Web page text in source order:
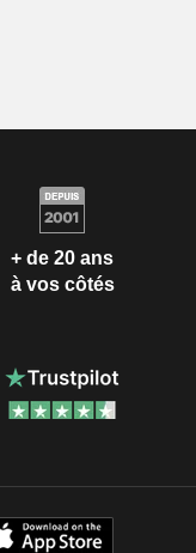
+ de 20 ans
à vos côtés